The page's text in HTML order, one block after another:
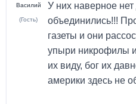
Василий
(Гость)
У них наверное
объединились!!!
газеты и они
упыри никрофилы и
их виду, бог их
америки здесь не